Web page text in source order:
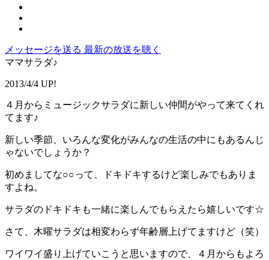
メッセージを送る 最新の放送を聴く
ママサラダ♪
2013/4/4 UP!
４月からミュージックサラダに新しい仲間がやって来てくれ
てます♪
新しい季節、いろんな変化がみんなの生活の中にもあるんじ
ゃないでしょうか？
初めましてな○○って、ドキドキするけど楽しみでもありま
すよね。
サラダのドキドキも一緒に楽しんでもらえたら嬉しいです☆
さて、木曜サラダは相変わらず年齢層上げてますけど（笑）
ワイワイ盛り上げていこうと思いますので、４月からもよろ